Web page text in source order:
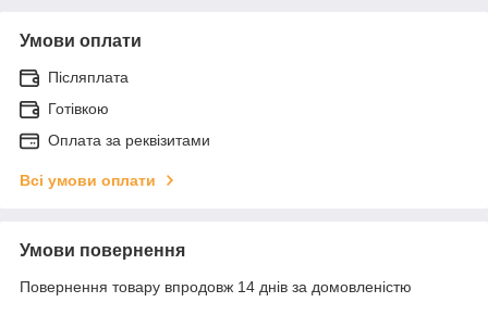
Умови оплати
Післяплата
Готівкою
Оплата за реквізитами
Всі умови оплати
Умови повернення
Повернення товару впродовж 14 днів за домовленістю